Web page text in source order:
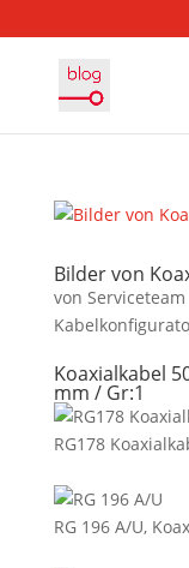
Bilder von
von Serviceteam
Koaxialkabel
mm / Gr:1
RG178
RG 196 A/U,